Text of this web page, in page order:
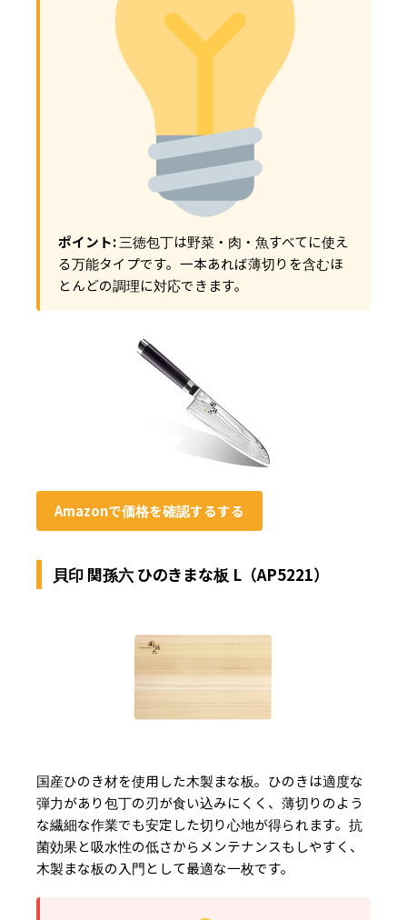
ポイント:三徳包丁は野菜・肉・魚すべてに使え
る万能タイプです。一本あれば薄切りを含むほ
とんどの調理に対応できます。
Amazonで価格を確認するする
貝印 関孫六 ひのきまな板 L（AP5221）
国産ひのき材を使用した木製まな板。ひのきは適度な
弾力があり包丁の刃が食い込みにくく、薄切りのよう
な繊細な作業でも安定した切り心地が得られます。抗
菌効果と吸水性の低さからメンテナンスもしやすく、
木製まな板の入門として最適な一枚です。